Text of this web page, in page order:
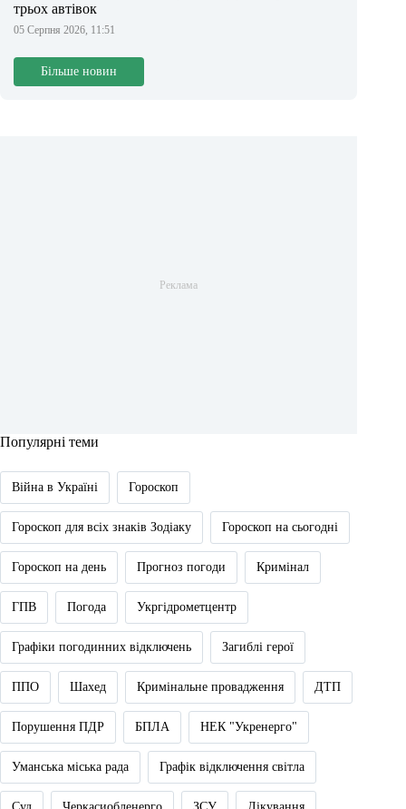
трьох автівок
05 Серпня 2026, 11:51
Більше новин
Популярні теми
Війна в Україні Гороскоп
Гороскоп для всіх знаків Зодіаку Гороскоп на сьогодні
Гороскоп на день Прогноз погоди Кримінал
ГПВ Погода Укргідрометцентр
Графіки погодинних відключень Загиблі герої
ППО Шахед Кримінальне провадження ДТП
Порушення ПДР БПЛА НЕК "Укренерго"
Уманська міська рада Графік відключення світла